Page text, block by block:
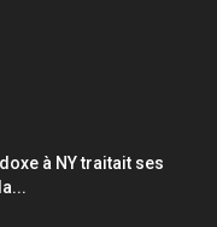
à NY traitait ses